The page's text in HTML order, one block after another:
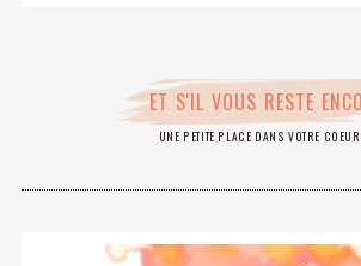
ET S'IL VOUS RESTE
UNE PETITE PLACE DANS VOTRE